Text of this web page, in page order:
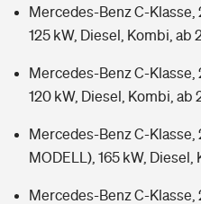
Mercedes-Benz C-Klasse,
125 kW, Diesel, Kombi, ab
Mercedes-Benz C-Klasse,
120 kW, Diesel, Kombi, ab
Mercedes-Benz C-Klasse,
MODELL), 165 kW,
Mercedes-Benz C-Klasse,